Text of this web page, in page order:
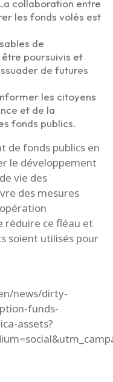
collaboration entre
les fonds volés est
de
poursuivis et
de futures
les citoyens
et de la
fonds publics.
de fonds publics en
le développement
vie des
des mesures
réduire ce fléau et
soient utilisés pour
news/dirty-
funds-
assets?